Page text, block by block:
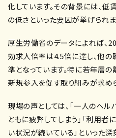
化しています。その背景には、
の低さといった要因が挙げられま
厚生労働省のデータによれば、
効求人倍率は4.5倍に達し、他
準となっています。特に若年層
新規参入を促す取り組みが求め
現場の声としては、「一人のヘ
ともに疲弊してしまう」「利用
い状況が続いている」といった